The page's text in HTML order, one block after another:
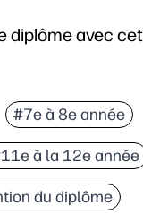
diplôme avec
#7e à 8e année
à la 12e année
du diplôme